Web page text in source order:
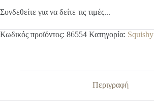
Συνδεθείτε για να δείτε τις τιμές...
Κωδικός προϊόντος: 86554 Κατηγορία: Squishy
Περιγραφή